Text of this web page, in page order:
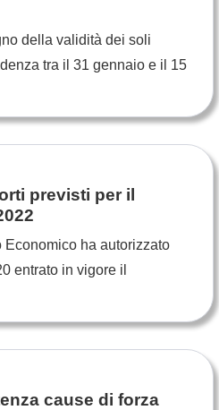
della validità dei soli
tra il 31 gennaio e il 15
previsti per il
Economico ha autorizzato
entrato in vigore il
cause di forza